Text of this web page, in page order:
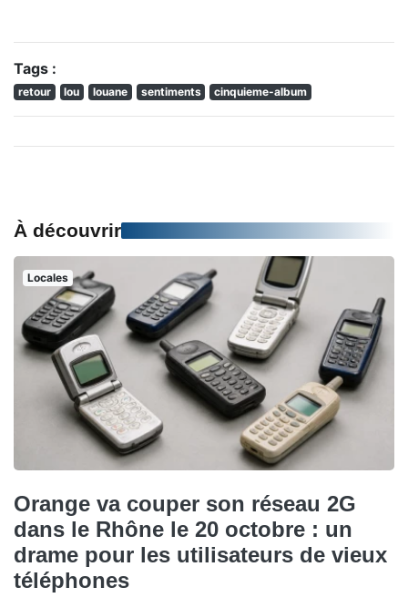
Tags :
retour lou louane sentiments cinquieme-album
À découvrir
Locales
Orange va couper son réseau 2G
dans le Rhône le 20 octobre : un
drame pour les utilisateurs de vieux
téléphones